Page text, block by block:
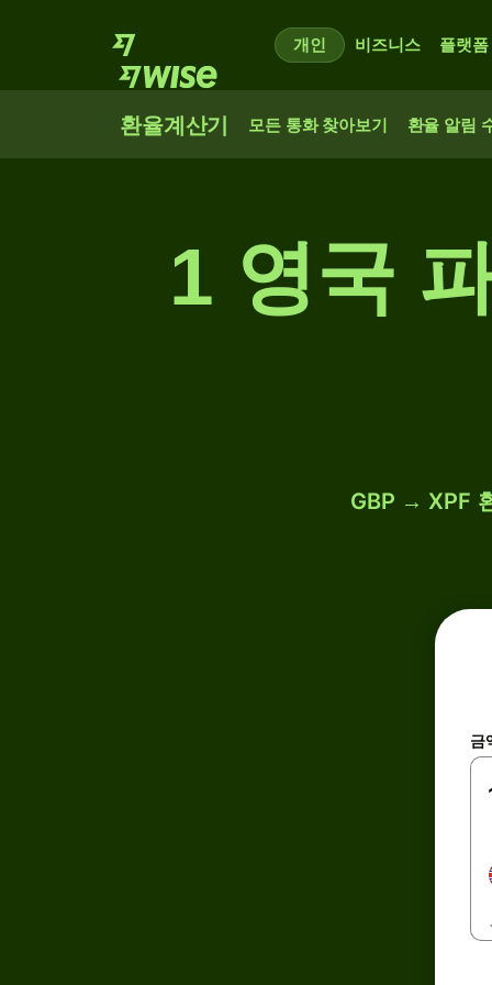
개인 비즈니스 플랫폼
환율계산기 모든 통화 찾아보기 환율 알림
1 영국
GBP → XPF
금